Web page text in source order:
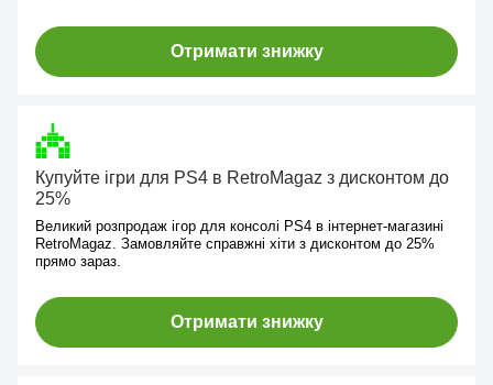
Отримати знижку
Купуйте ігри для PS4 в RetroMagaz з дисконтом до
25%
Великий розпродаж ігор для консолі PS4 в інтернет-магазині
RetroMagaz. Замовляйте справжні хіти з дисконтом до 25%
прямо зараз.
Отримати знижку